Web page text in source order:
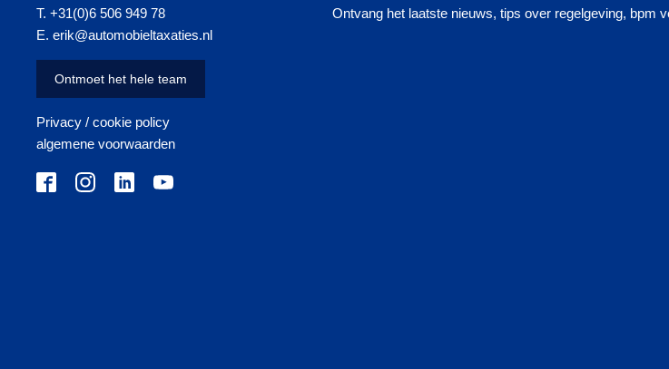
T. +31(0)6 506 949 78
E. erik@automobieltaxaties.nl
Ontmoet het hele team
Privacy / cookie policy
algemene voorwaarden
Ontvang het laatste nieuws, tips over regelgeving, bpm